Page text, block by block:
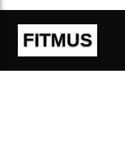
FITMUS